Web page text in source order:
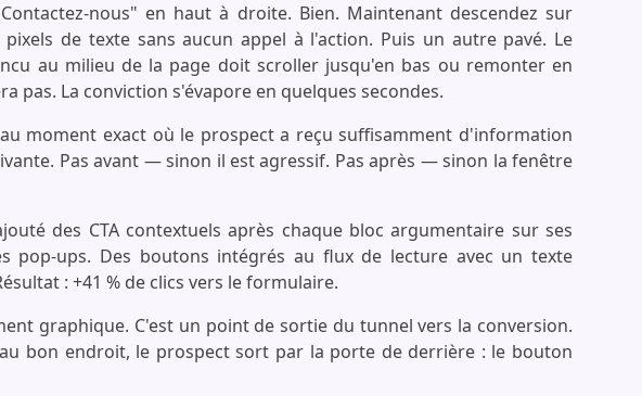
nous" en haut à droite. Bien. Maintenant descendez sur
de texte sans aucun appel à l'action. Puis un autre pavé. Le
au milieu de la page doit scroller jusqu'en bas ou remonter en
pas. La conviction s'évapore en quelques secondes.
moment exact où le prospect a reçu suffisamment d'information
Pas avant — sinon il est agressif. Pas après — sinon la fenêtre
des CTA contextuels après chaque bloc argumentaire sur ses
pop-ups. Des boutons intégrés au flux de lecture avec un texte
: +41 % de clics vers le formulaire.
graphique. C'est un point de sortie du tunnel vers la conversion.
bon endroit, le prospect sort par la porte de derrière : le bouton